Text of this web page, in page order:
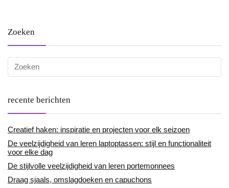
Zoeken
recente berichten
Creatief haken: inspiratie en projecten voor elk seizoen
De veelzijdigheid van leren laptoptassen: stijl en functionaliteit
voor elke dag
De stijlvolle veelzijdigheid van leren portemonnees
Draag sjaals, omslagdoeken en capuchons